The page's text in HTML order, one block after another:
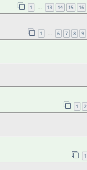
1 … 13 14 15 16
1 … 6 7 8 9
1 2
1